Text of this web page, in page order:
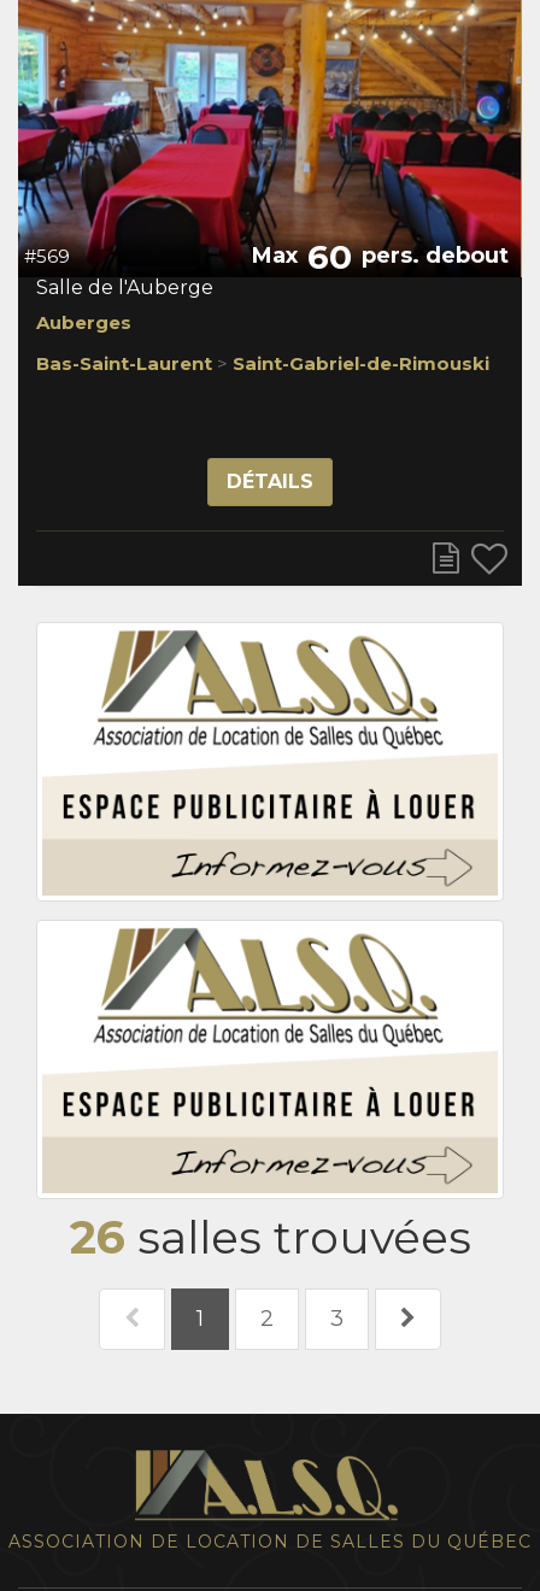
#569 Max60pers. debout
Salle de l'Auberge
Auberges
Bas-Saint-Laurent > Saint-Gabriel-de-Rimouski
DÉTAILS
26 salles trouvées
1 2 3
ASSOCIATION DE LOCATION DE SALLES DU QUÉBEC